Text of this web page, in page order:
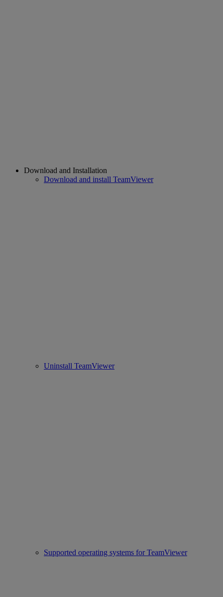
Download and Installation
Download and install TeamViewer
Uninstall TeamViewer
Supported operating systems for TeamViewer